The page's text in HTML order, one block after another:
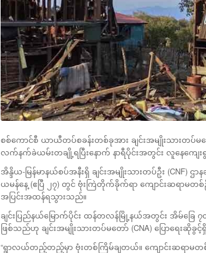
စစ်ကောင်စီ ယာယီတပ်စခန်းတစ်ခုအား ချင်းအမျိုးသားတပ်မတေ
လက်နက်ခဲယမ်းတချို့ရပြီးနောက် နာရီပိုင်းအတွင်း လူနေကျ
အိန္ဒိယ-မြန်မာနယ်စပ်အနီးရှိ ချင်းအမျိုးသားတပ်ဦး (CNF)
ယမန်နေ့ (ဧပြီ ၂၇) တွင် ဗုံးကြဲတိုက်ခိုက်ရာ ကျောင်းဆရာမတ
အပြင်းအထန်ရသွားသည်။
ချင်းပြည်နယ်မြောက်ပိုင်း ထန်တလန်မြို့နယ်အတွင်း အိမ်ခြေ ၇
ဖြစ်သည်ဟု ချင်းအမျိုးသားတပ်မတော် (CNA) ပြောရ
“ရွာလယ်တည့်တည့်မှာ ဗုံးတစ်ကြိမ်ချတယ်။ ကျောင်းဆရာ